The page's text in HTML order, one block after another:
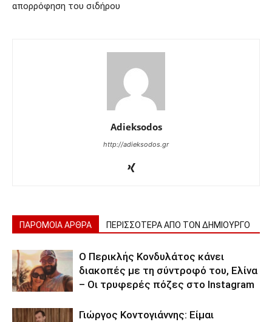
απορρόφηση του σιδήρου
Adieksodos
http://adieksodos.gr
ΠΑΡΟΜΟΙΑ ΑΡΘΡΑ ΠΕΡΙΣΣΟΤΕΡΑ ΑΠΟ ΤΟΝ ΔΗΜΙΟΥΡΓΟ
Ο Περικλής Κονδυλάτος κάνει
διακοπές με τη σύντροφό του, Ελίνα
– Οι τρυφερές πόζες στο Instagram
Γιώργος Κοντογιάννης: Είμαι